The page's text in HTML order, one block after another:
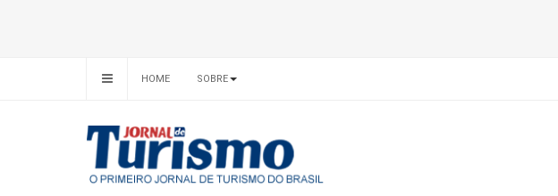
HOME SOBRE